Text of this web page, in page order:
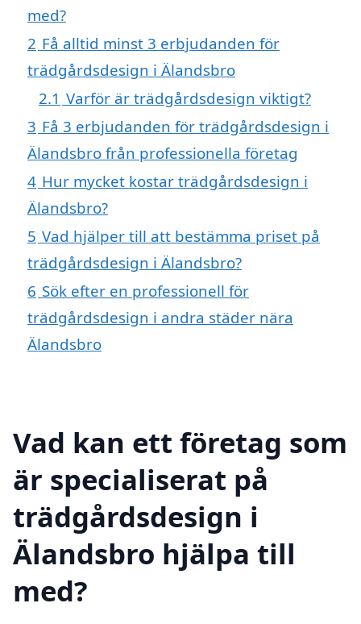
med?
2 Få alltid minst 3 erbjudanden för
trädgårdsdesign i Älandsbro
2.1 Varför är trädgårdsdesign viktigt?
3 Få 3 erbjudanden för trädgårdsdesign i
Älandsbro från professionella företag
4 Hur mycket kostar trädgårdsdesign i
Älandsbro?
5 Vad hjälper till att bestämma priset på
trädgårdsdesign i Älandsbro?
6 Sök efter en professionell för
trädgårdsdesign i andra städer nära
Älandsbro
Vad kan ett företag som
är specialiserat på
trädgårdsdesign i
Älandsbro hjälpa till
med?